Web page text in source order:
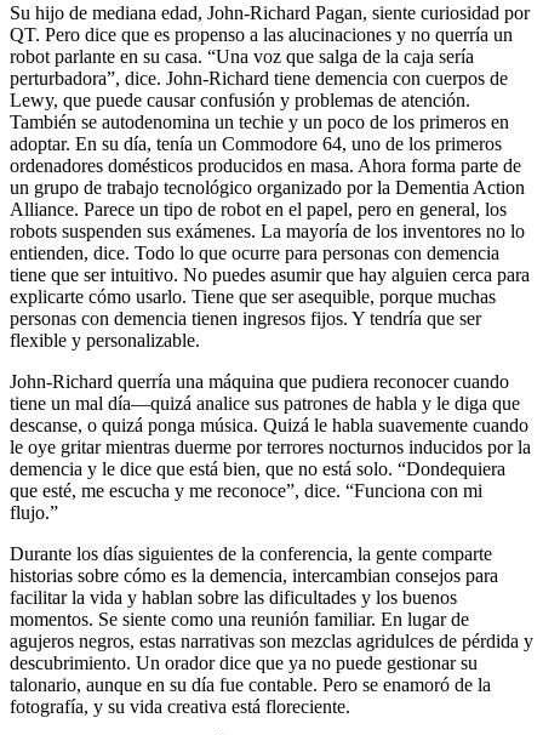
Su hijo de mediana edad, John-Richard Pagan, siente curiosidad por
QT. Pero dice que es propenso a las alucinaciones y no querría un
robot parlante en su casa. “Una voz que salga de la caja sería
perturbadora”, dice. John-Richard tiene demencia con cuerpos de
Lewy, que puede causar confusión y problemas de atención.
También se autodenomina un techie y un poco de los primeros en
adoptar. En su día, tenía un Commodore 64, uno de los primeros
ordenadores domésticos producidos en masa. Ahora forma parte de
un grupo de trabajo tecnológico organizado por la Dementia Action
Alliance. Parece un tipo de robot en el papel, pero en general, los
robots suspenden sus exámenes. La mayoría de los inventores no lo
entienden, dice. Todo lo que ocurre para personas con demencia
tiene que ser intuitivo. No puedes asumir que hay alguien cerca para
explicarte cómo usarlo. Tiene que ser asequible, porque muchas
personas con demencia tienen ingresos fijos. Y tendría que ser
flexible y personalizable.
John-Richard querría una máquina que pudiera reconocer cuando
tiene un mal día—quizá analice sus patrones de habla y le diga que
descanse, o quizá ponga música. Quizá le habla suavemente cuando
le oye gritar mientras duerme por terrores nocturnos inducidos por la
demencia y le dice que está bien, que no está solo. “Dondequiera
que esté, me escucha y me reconoce”, dice. “Funciona con mi
flujo.”
Durante los días siguientes de la conferencia, la gente comparte
historias sobre cómo es la demencia, intercambian consejos para
facilitar la vida y hablan sobre las dificultades y los buenos
momentos. Se siente como una reunión familiar. En lugar de
agujeros negros, estas narrativas son mezclas agridulces de pérdida y
descubrimiento. Un orador dice que ya no puede gestionar su
talonario, aunque en su día fue contable. Pero se enamoró de la
fotografía, y su vida creativa está floreciente.